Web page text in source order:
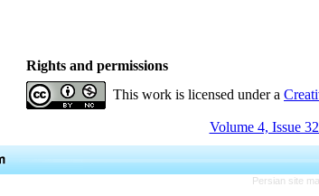
Rights and permissions
This work is licensed under a
Volume 4, Issue
Persian site